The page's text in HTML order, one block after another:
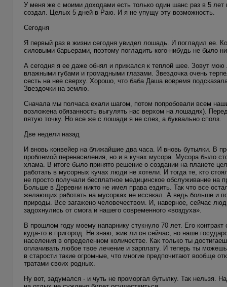
У меня же с моими доходами есть только один шанс раз в 5 лет
создал. Целых 5 дней в Раю. И я не упущу эту возможность.
Сегодня
Я первый раз в жизни сегодня увидел лошадь. И погладил ее.
силовыми барьерами, поэтому погладить кого-нибудь не было
А сегодня я ее даже обнял и прижался к теплой шее. Зовут
влажными губами и громадными глазами. Звездочка очень
сесть на нее сверху. Хорошо, что баба Даша вовремя
Звездочки на землю.
Сначала мы полчаса ехали шагом, потом попробовали всем
возложена обязанность выгулять нас верхом на лошадях).
пятую точку. Но все же с лошади я не слез, а буквально сполз.
Две недели назад
И вновь конвейер на ближайшие два часа. И вновь бутылки. В
проблемой перенаселения, но и в кучах мусора. Мусора было
хлама. В итоге было принято решение о создании на планете
работать в мусорных кучах люди не хотели. И тогда те, кто
не просто получали бесплатное медицинское обслуживание на
Больше в Деревни никто не имел права ездить. Так что все
желающих работать на мусорках не иссякал. А ведь больше и
природы. Все загажено человечеством. И, наверное, сейчас
задохнулись от смога и нашего современного «воздуха».
В прошлом году моему напарнику стукнуло 70 лет. Его
куда-то в пригород. Не знаю, жив ли он сейчас, но наше
населения в определенном количестве. Как только ты
оплачивать любое твое лечение и зарплату. И теперь ты
в старости такие огромные, что многие предпочитают вообще
тратами своих родных.
Ну вот, задумался - и чуть не проморгал бутылку. Так нельзя.